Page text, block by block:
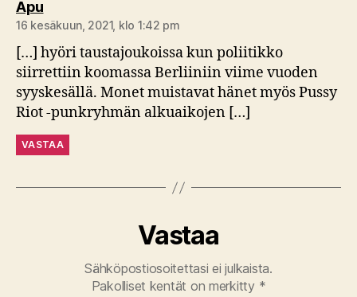
Apusanoo:
16 kesäkuun, 2021, klo 1:42 pm
[…] hyöri taustajoukoissa kun poliitikko
siirrettiin koomassa Berliiniin viime vuoden
syyskesällä. Monet muistavat hänet myös Pussy
Riot -punkryhmän alkuaikojen […]
VASTAA
Vastaa
Sähköpostiosoitettasi ei julkaista.
Pakolliset kentät on merkitty *